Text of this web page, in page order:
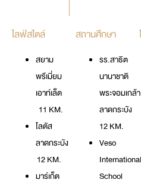
ไลฟ์สไตล์
สยาม
พรีเมี่ยม
เอาท์เล็ต
11 KM.
โลตัส
ลาดกระบัง
12 KM.
มาร์เก็ต
สถานศึกษา
รร.สาธิต
นานาชาติ
พระจอมเกล้า
ลาดกระบัง
12 KM.
Veso
International
School